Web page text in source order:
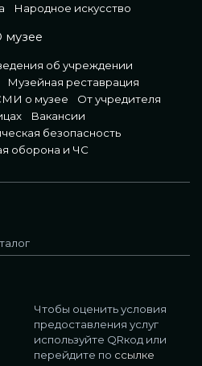
Народное искусство
музее
об учреждении
Музейная реставрация
о музее
От учредителя
Вакансии
безопасность
оборона и ЧС
Чтобы оценить условия
предоставления услуг
используйте QRкод или
перейдите по ссылке